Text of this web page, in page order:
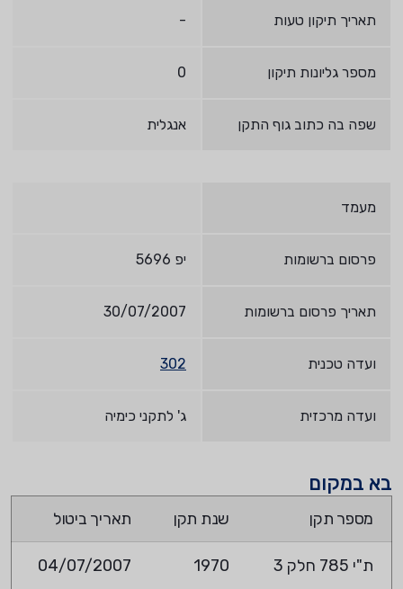
תאריך תיקון טעות -
מספר גליונות תיקון 0
שפה בה כתוב גוף התקן אנגלית
מעמד
פרסום ברשומות יפ 5696
תאריך פרסום ברשומות 30/07/2007
ועדה טכנית 302
ועדה מרכזית ג' לתקני כימיה
בא במקום
מספר תקן שנת תקן תאריך ביטול
ת"י 785 חלק 3 1970
04/07/2007